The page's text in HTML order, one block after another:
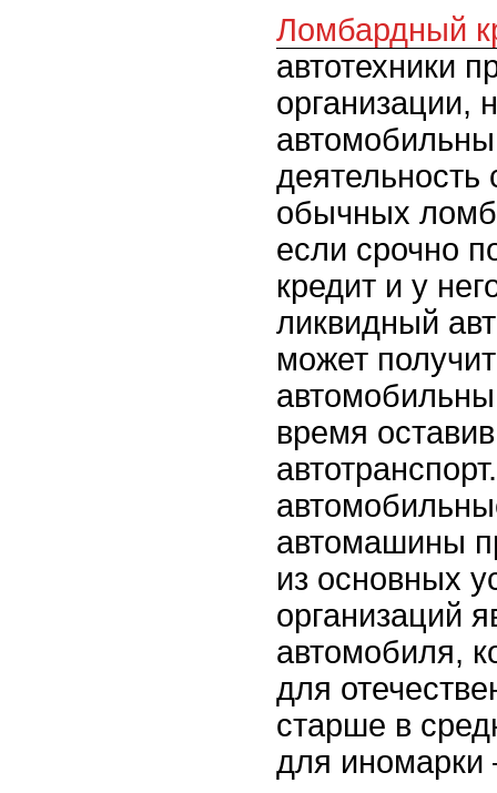
Ломбардный
автотехники
организации,
деятельность
обычных
если срочно
кредит и у
ликвидный
может
время
автомашины
из основных
организаций
автомобиля,
для
старше в
для